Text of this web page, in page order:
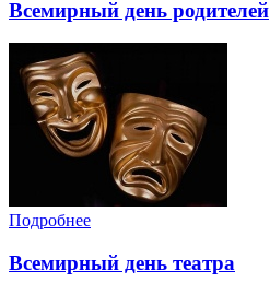
Всемирный день родителей
Подробнее
Всемирный день театра